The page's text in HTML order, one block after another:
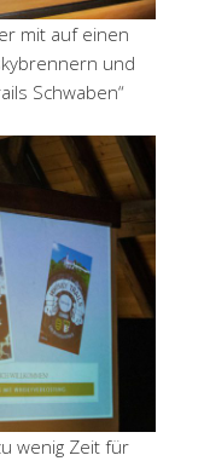
mit auf einen
und
Schwaben“
wenig Zeit für